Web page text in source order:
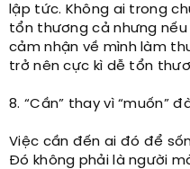
lập tức. Không ai trong
tổn thương cả nhưng
cảm nhận về mình làm
trở nên cực kì dễ tổn
8­. “Cần” thay vì “muốn”
Việc cần đến ai đó để
Đó không phải là người